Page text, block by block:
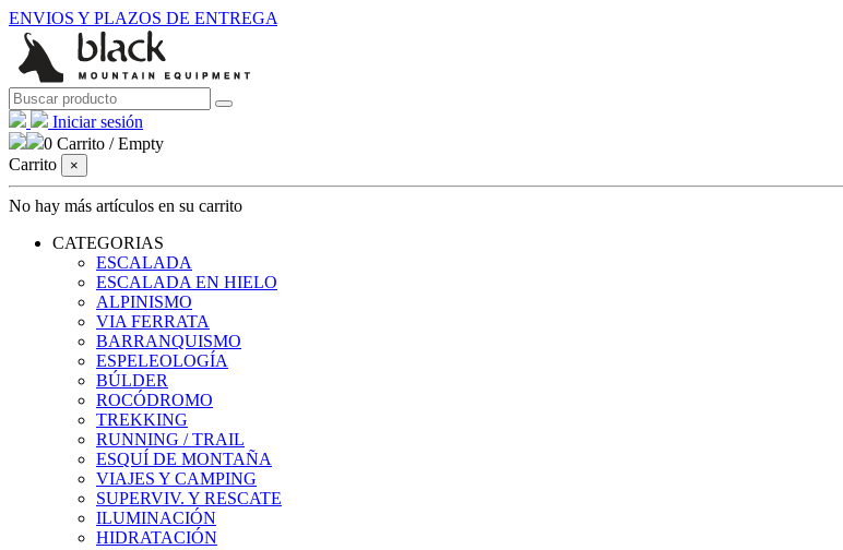
ENVIOS Y PLAZOS DE ENTREGA
Iniciar sesión
0 Carrito /Empty
Carrito
×
No hay más artículos en su carrito
CATEGORIAS
ESCALADA
ESCALADA EN HIELO
ALPINISMO
VIA FERRATA
BARRANQUISMO
ESPELEOLOGÍA
BÚLDER
ROCÓDROMO
TREKKING
RUNNING / TRAIL
ESQUÍ DE MONTAÑA
VIAJES Y CAMPING
SUPERVIV. Y RESCATE
ILUMINACIÓN
HIDRATACIÓN